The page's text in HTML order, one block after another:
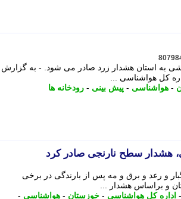
به استان هشدار زرد صادر می شود. - به گزارش
کل هواشناسی ...
- هواشناسی - پیش بینی - رودخانه ها
هشدار سطح نارنجی صادر کرد
و رعد و برق و مه پس از بارندگی در برخی
و براساس هشدار ...
- اداره کل هواشناسی - خوزستان - هواشناسی -